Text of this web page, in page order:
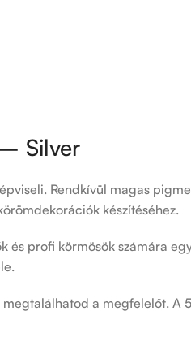
Silver
Rendkívül magas
készítéséhez.
profi körmösök számára
a megfelelőt. A